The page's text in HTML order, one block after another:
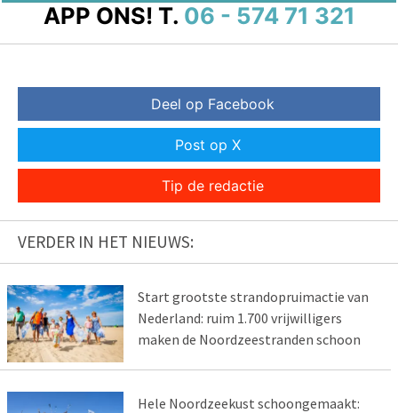
APP ONS! T. 06 - 574 71 321
Deel op Facebook
Post op X
Tip de redactie
VERDER IN HET NIEUWS:
Start grootste strandopruimactie van
Nederland: ruim 1.700 vrijwilligers
maken de Noordzeestranden schoon
Hele Noordzeekust schoongemaakt: